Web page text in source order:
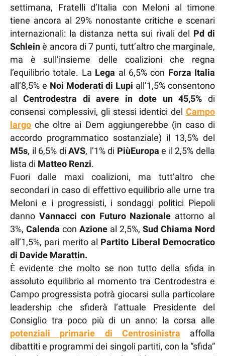
settimana, Fratelli d’Italia con Meloni al timone
tiene ancora al 29% nonostante critiche e scenari
internazionali: la distanza netta sui rivali del Pd di
Schleinè ancora di 7 punti, tutt’altro che marginale,
ma è sull’insieme delle coalizioni che regna
l’equilibrio totale. La Lega al 6,5% con Forza Italia
all’8,5% e Noi Moderati di Lupi all’1,5% consentono
al Centrodestra di avere in dote un 45,5% di
consensi complessivi, gli stessi identici del Campo
largo che oltre ai Dem aggiungerebbe (in caso di
accordo programmatico sostanziale) il 13,5% del
M5s, il 6,5% diAVS, l’1% di PiùEuropa e il 2,5% della
lista di Matteo Renzi.
Fuori dalle maxi coalizioni, ma tutt’altro che
secondari in caso di effettivo equilibrio alle urne tra
Meloni e i progressisti, i sondaggi politici Piepoli
danno Vannacci con Futuro Nazionale attorno al
3%, Calenda con Azione al 2,5%, Sud Chiama Nord
all’1,5%, pari merito al Partito Liberal Democratico
di Davide Marattin.
È evidente che molto se non tutto della sfida in
assoluto equilibrio al momento tra Centrodestra e
Campo progressista potrà giocarsi sulla particolare
leadership che sfiderà l’attuale Presidente del
Consiglio tra poco più di un anno: la corsa alle
potenziali primarie di Centrosinistra affolla
dibattiti e programmi dei singoli partiti, con la “sfida”